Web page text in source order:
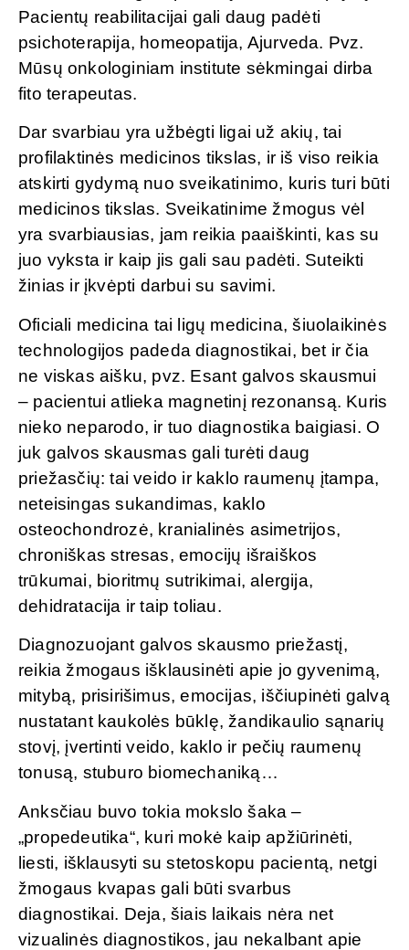
Pacientų reabilitacijai gali daug padėti
psichoterapija, homeopatija, Ajurveda. Pvz.
Mūsų onkologiniam institute sėkmingai dirba
fito terapeutas.
Dar svarbiau yra užbėgti ligai už akių, tai
profilaktinės medicinos tikslas, ir iš viso reikia
atskirti gydymą nuo sveikatinimo, kuris turi būti
medicinos tikslas. Sveikatinime žmogus vėl
yra svarbiausias, jam reikia paaiškinti, kas su
juo vyksta ir kaip jis gali sau padėti. Suteikti
žinias ir įkvėpti darbui su savimi.
Oficiali medicina tai ligų medicina, šiuolaikinės
technologijos padeda diagnostikai, bet ir čia
ne viskas aišku, pvz. Esant galvos skausmui
– pacientui atlieka magnetinį rezonansą. Kuris
nieko neparodo, ir tuo diagnostika baigiasi. O
juk galvos skausmas gali turėti daug
priežasčių: tai veido ir kaklo raumenų įtampa,
neteisingas sukandimas, kaklo
osteochondrozė, kranialinės asimetrijos,
chroniškas stresas, emocijų išraiškos
trūkumai, bioritmų sutrikimai, alergija,
dehidratacija ir taip toliau.
Diagnozuojant galvos skausmo priežastį,
reikia žmogaus išklausinėti apie jo gyvenimą,
mitybą, prisirišimus, emocijas, iščiupinėti galvą
nustatant kaukolės būklę, žandikaulio sąnarių
stovį, įvertinti veido, kaklo ir pečių raumenų
tonusą, stuburo biomechaniką…
Anksčiau buvo tokia mokslo šaka –
„propedeutika“, kuri mokė kaip apžiūrinėti,
liesti, išklausyti su stetoskopu pacientą, netgi
žmogaus kvapas gali būti svarbus
diagnostikai. Deja, šiais laikais nėra net
vizualinės diagnostikos, jau nekalbant apie